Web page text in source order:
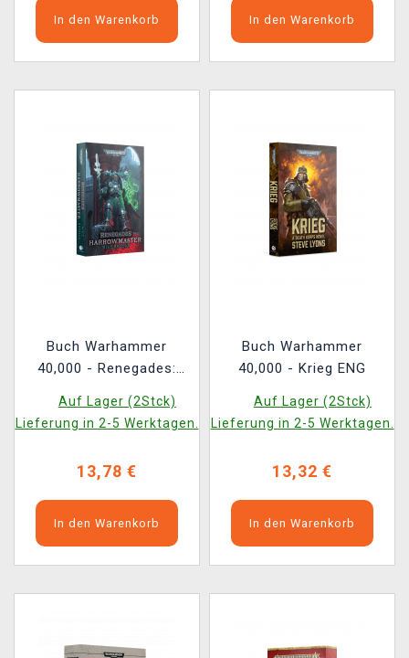
In den Warenkorb In den Warenkorb
Buch Warhammer
40,000 - Renegades:
Auf Lager (2Stck)
Lieferung in 2-5 Werktagen.
13,78 €
In den Warenkorb
Buch Warhammer
40,000 - Krieg ENG
Auf Lager (2Stck)
Lieferung in 2-5 Werktagen.
13,32 €
In den Warenkorb